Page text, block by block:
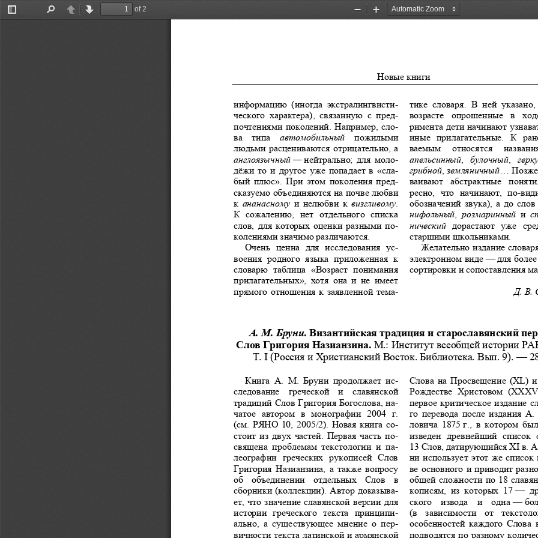
Toggle
PreviousNext
of 2
Zoom
Zoom
Новые книги
информацию (иногда экстралингвисти-
ческого характера), связанную с пред-
почтениями поколений. Например, сло-
ва
типа автомобильный
пожилыми
людьми расцениваются отрицательно, а
англоязычный — нейтрально; для моло-
дёжи то и другое уже попадает в «сла-
бый плюс». При этом поколения пред-
сказуемо объединяются на почве любви
к ананасному и нелюбви к визгливому
К
сожалению, нет отдельного списка
слов
для которых оценки разными по-
колениями значимо различаются
Очень ценна для исследования ус-
воения родного языка приложенная к
словарю таблица «Возраст понимания
прилагательных», хотя она и не имеет
прямого отношения к заявленной тема-
тике словаря В ней указано,
возрасте
опрошенные в
римента дети начинают
иные
прилагательные К
ваемым
относятся
апельсинный
булочный,
грибной, земляничный... Позже
ваивают
абстрактные
ресно
что начинают, по-
обозначений звука), а до слов
нифольный
розмаринный и
нический
дорастают уже
старшими школьниками.
Желательно издание
электронном виде — для более
сортировки и сопоставления
Д. В.
А. М. Бруни. Византийская традиция и старославянский
Слов Григория Назианзина. М.: Институт всеобщей истории
Т. I (Россия и Христианский Восток. Библиотека Вып. 9). —
Книга А М. Бруни продолжает ис-
следование
греческой и
славянской
традиций Слов Григория Богослова на-
чатое автором в монографии
   2004
г.
(см РЯНО
  10,  2005/2).
Новая книга со-
стоит из двух частей. Первая часть по-
священа проблемам текстологии и па-
леографии
греческих рукописей Слов
Григория Назианзина а также вопросу
об
объединении отдельных Слов
в
сборники (коллекции). Автор доказыва-
ет что значение славянской версии для
истории греческого текста принципи-
ально, а существующее мнение о пер-
вичности текста латинской и армянской
Слова на Просвещение
  (XL)
и
Рождестве Христовом
первое критическое издание
го перевода после издания А
ловича
  1875
г., в котором был
изведен
древнейший список
13 Слов датирующийся XI в А
ни использует этот же список
ве основного и приводит
общей сложности по
  18
кописям, из которых
  17  —
ского
извода и одна —
(в зависимости от
особенностей каждого Слова
подводятся по разному